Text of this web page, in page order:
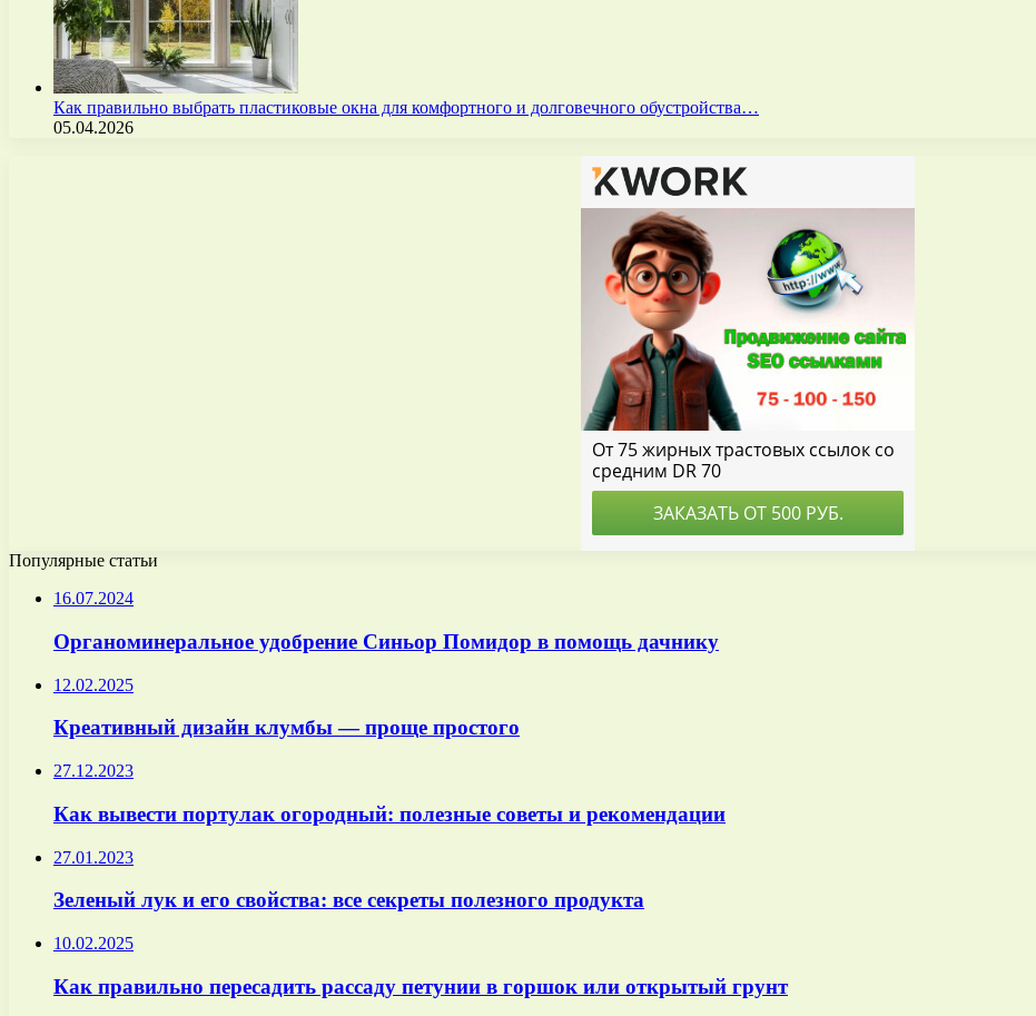
Как правильно выбрать пластиковые окна для комфортного и долговечного обустройства…
05.04.2026
Популярные статьи
16.07.2024
Органоминеральное удобрение Синьор Помидор в помощь дачнику
12.02.2025
Креативный дизайн клумбы — проще простого
27.12.2023
Как вывести портулак огородный: полезные советы и рекомендации
27.01.2023
Зеленый лук и его свойства: все секреты полезного продукта
10.02.2025
Как правильно пересадить рассаду петунии в горшок или открытый грунт